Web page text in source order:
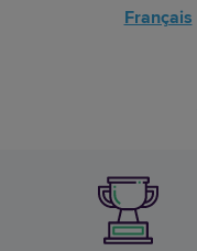
Français